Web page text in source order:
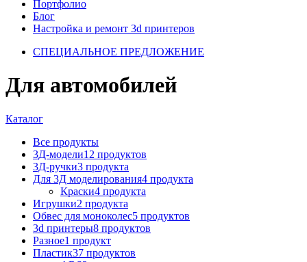
Портфолио
Блог
Настройка и ремонт 3d принтеров
СПЕЦИАЛЬНОЕ ПРЕДЛОЖЕНИЕ
Для автомобилей
Каталог
Все продукты
3Д-модели12 продуктов
3Д-ручки3 продукта
Для 3Д моделирования4 продукта
Краски4 продукта
Игрушки2 продукта
Обвес для моноколес5 продуктов
3d принтеры8 продуктов
Разное1 продукт
Пластик37 продуктов